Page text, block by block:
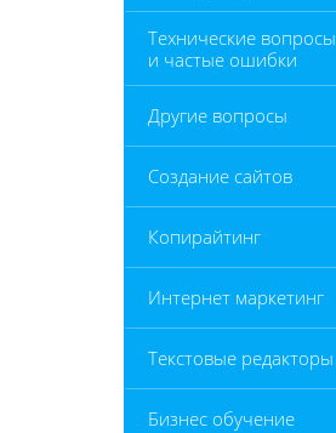
Технические вопросы
и частые ошибки
Другие вопросы
Создание сайтов
Копирайтинг
Интернет маркетинг
Текстовые редакторы
Бизнес обучение